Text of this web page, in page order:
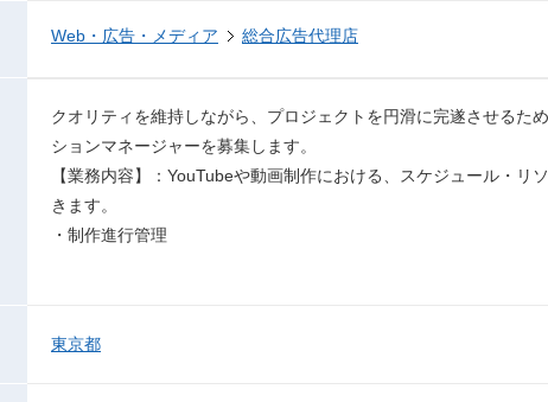
Web・広告・メディア 総合広告代理店
クオリティを維持しながら、プロジェクトを円滑に完遂させるた
ションマネージャーを募集します。
【業務内容】：YouTubeや動画制作における、スケジュール・リ
きます。
・制作進行管理
東京都